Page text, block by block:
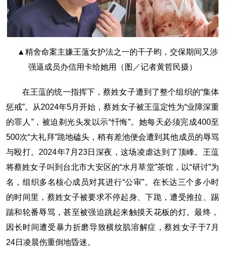
▲精舍命案主嫌王薀女护法之一的干子昀，交保期间又涉
强逼成员办信用卡给她用（图／记者黄哲民摄）
在王蕰的统一指挥下，蔡姓女子遭到了整个组织的“集体
惩戒”。从2024年5月开始，蔡姓女子被王蕰定性为“业障深重
的罪人”，被迫剃光头发以示“忏悔”。她每天必须完成400至
500次“大礼拜”跪地磕头，稍有差池便会遭到其他成员的辱骂
与殴打。2024年7月23日深夜，这场凌虐达到了顶峰。王蕰
将蔡姓女子叫到台北市大安区的“水月草堂”茶馆，以“研讨”为
名，组织多名核心成员对其进行“公审”。在长达三个多小时
的时间里，蔡姓女子被要求不停起身、下跪，遭受推拉、踢
踹和轮番辱骂，甚至被强迫跳起来触摸天花板的灯。最终，
因长时间遭受暴力折磨导致横纹肌溶解症，蔡姓女子于7月
24日凌晨伤重倒地昏迷。